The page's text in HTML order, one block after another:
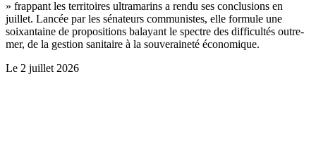
» frappant les territoires ultramarins a rendu ses conclusions en
juillet. Lancée par les sénateurs communistes, elle formule une
soixantaine de propositions balayant le spectre des difficultés outre-
mer, de la gestion sanitaire à la souveraineté économique.
Le 2 juillet 2026